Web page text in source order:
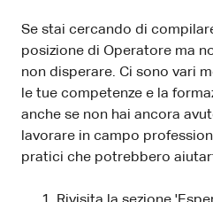
Se stai cercando di
posizione di Operatore ma
non disperare. Ci sono vari
le tue competenze e la
anche se non hai ancora
lavorare in campo
pratici che potrebbero